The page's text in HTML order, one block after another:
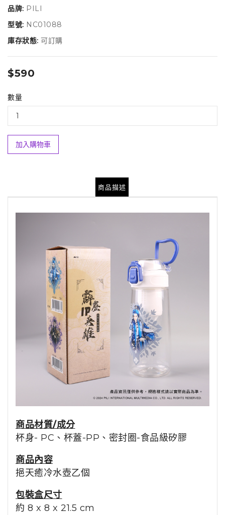
品牌: PILI
型號: NC01088
庫存狀態: 可訂購
$590
數量
加入購物車
商品描述
商品材質/成分
杯身- PC、杯蓋-PP、密封圈-食品級矽膠
商品內容
挹天癒冷水壺乙個
包裝盒尺寸
約 8 x 8 x 21.5 cm